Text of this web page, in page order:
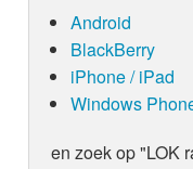
Android
BlackBerry
iPhone / iPad
Windows
en zoek op "LOK